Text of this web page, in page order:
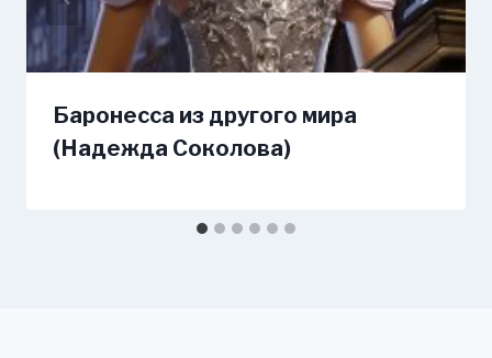
Баронесса из другого мира
(Надежда Соколова)